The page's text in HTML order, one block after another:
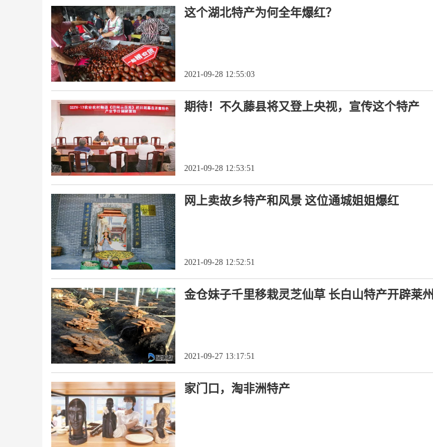
这个湖北特产为何全年爆红？
2021-09-28 12:55:03
期待！不久藤县将又登上央视，宣传这个特产
2021-09-28 12:53:51
网上卖故乡特产和风景 这位通城姐姐爆红
2021-09-28 12:52:51
金仓妹子千里移栽灵芝仙草 长白山特产开辟莱州
2021-09-27 13:17:51
家门口，淘非洲特产